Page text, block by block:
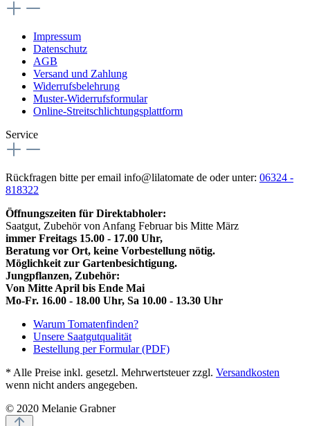
Impressum
Datenschutz
AGB
Versand und Zahlung
Widerrufsbelehrung
Muster-Widerrufsformular
Online-Streitschlichtungsplattform
Service
Rückfragen bitte per email info@lilatomate de oder unter: 06324 -
818322
Öffnungszeiten für Direktabholer:
Saatgut, Zubehör von Anfang Februar bis Mitte März
immer Freitags 15.00 - 17.00 Uhr,
Beratung vor Ort, keine Vorbestellung nötig.
Möglichkeit zur Gartenbesichtigung.
Jungpflanzen, Zubehör:
Von Mitte April bis Ende Mai
Mo-Fr. 16.00 - 18.00 Uhr, Sa 10.00 - 13.30 Uhr
Warum Tomatenfinden?
Unsere Saatgutqualität
Bestellung per Formular (PDF)
* Alle Preise inkl. gesetzl. Mehrwertsteuer zzgl. Versandkosten
wenn nicht anders angegeben.
© 2020 Melanie Grabner